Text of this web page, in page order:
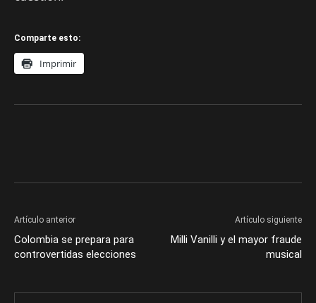
Comparte esto:
Imprimir
Artículo anterior
Colombia se prepara para
controvertidas elecciones
Artículo siguiente
Milli Vanilli y el mayor fraude
musical